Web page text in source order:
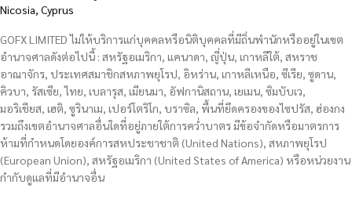
Nicosia, Cyprus
GOFX LIMITED ไม่ให้บริการแก่บุคคลหรือนิติบุคคลที่มีถิ่นพำนักหรืออยู่ในเขต
อำนาจศาลดังต่อไปนี้ : สหรัฐอเมริกา, แคนาดา, ญี่ปุ่น, เกาหลีใต้, สหราช
อาณาจักร, ประเทศสมาชิกสหภาพยุโรป, อิหร่าน, เกาหลีเหนือ, ซีเรีย, ซูดาน,
คิวบา, รัสเซีย, ไทย, เบลารุส, เมียนมา, อัฟกานิสถาน, เยเมน, ซิมบับเว,
มอริเชียส, เฮติ, ซูรินาเม, เปอร์โตริโก, บราซิล, พื้นที่ยึดครองของไซปรัส, ฮ่องกง
รวมถึงเขตอำนาจศาลอื่นใดที่อยู่ภายใต้การคว่ำบาตร มีข้อจำกัดหรือมาตรการ
ห้ามที่กำหนดโดยองค์การสหประชาชาติ (United Nations), สหภาพยุโรป
(European Union), สหรัฐอเมริกา (United States of America) หรือหน่วยงาน
กำกับดูแลที่มีอำนาจอื่น